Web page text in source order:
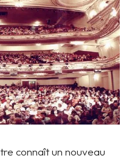
connaît un nouveau